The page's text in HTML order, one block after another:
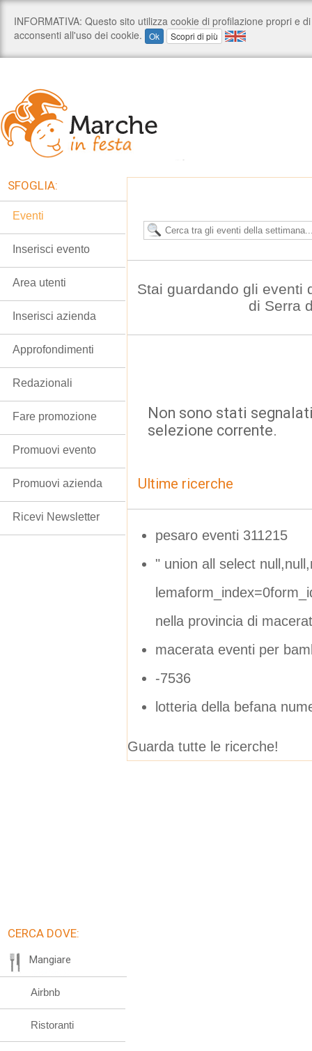
Stai guardando gli eventi
di Serra
Non sono stati
selezione corrente.
Ultime ricerche
pesaro eventi 311215
" union all select
nella provincia di
macerata eventi per
-7536
lotteria della befana
Guarda tutte le ricerche!
SFOGLIA:
Eventi
Inserisci evento
Area utenti
Inserisci azienda
Approfondimenti
Redazionali
Fare promozione
Promuovi evento
Promuovi azienda
Ricevi Newsletter
CERCA DOVE:
Mangiare
Airbnb
Ristoranti